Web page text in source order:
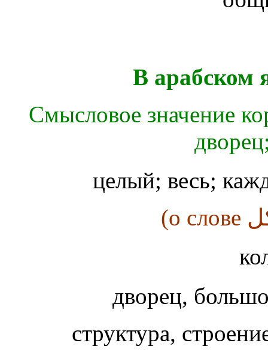
В арабском
Смысловое значение
целый; весь;
дворец,
структура,